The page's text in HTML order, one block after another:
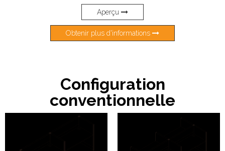
Aperçu
Obtenir plus d'informations
Configuration
conventionnelle​​​​​​​